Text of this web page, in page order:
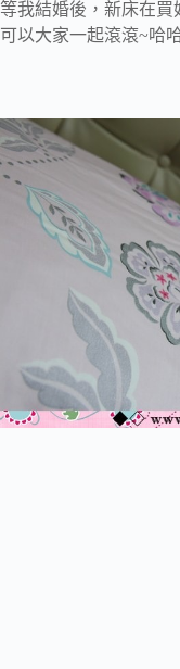
等我結婚後，新床在
可以大家一起滾滾~哈